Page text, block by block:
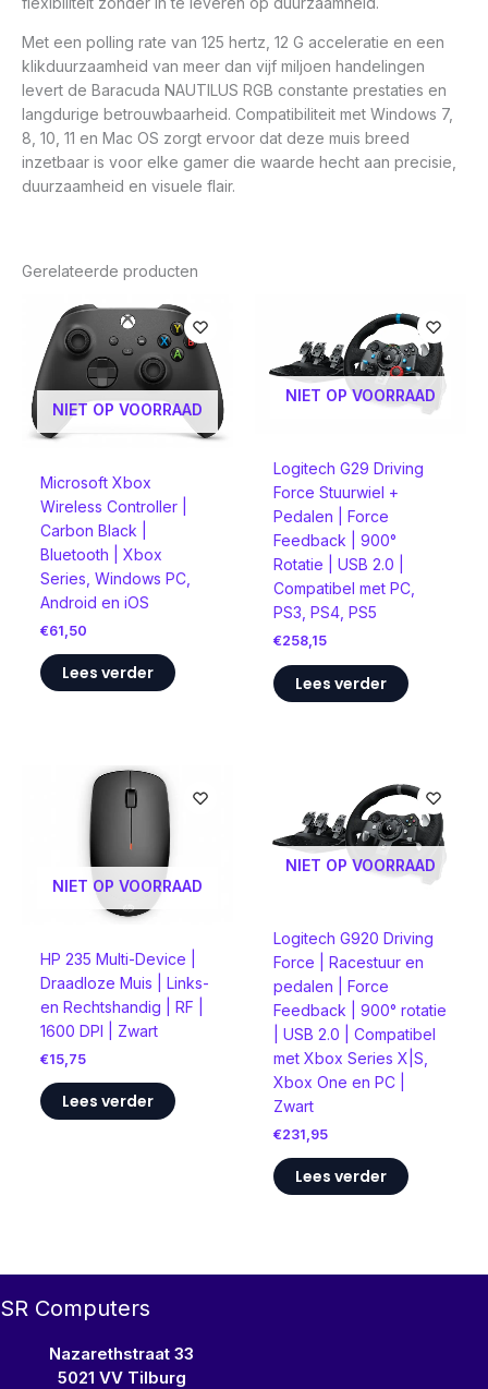
Met een polling rate van 125 hertz, 12 G acceleratie en een
klikduurzaamheid van meer dan vijf miljoen handelingen
levert de Baracuda NAUTILUS RGB constante prestaties en
langdurige betrouwbaarheid. Compatibiliteit met Windows 7,
8, 10, 11 en Mac OS zorgt ervoor dat deze muis breed
inzetbaar is voor elke gamer die waarde hecht aan precisie,
duurzaamheid en visuele flair.
Gerelateerde producten
NIET OP VOORRAAD
Microsoft Xbox
Wireless Controller |
Carbon Black |
Bluetooth | Xbox
Series, Windows PC,
Android en iOS
€61,50
Lees verder
NIET OP VOORRAAD
Logitech G29 Driving
Force Stuurwiel +
Pedalen | Force
Feedback | 900°
Rotatie | USB 2.0 |
Compatibel met PC,
PS3, PS4, PS5
€258,15
Lees verder
NIET OP VOORRAAD
HP 235 Multi-Device |
Draadloze Muis | Links-
en Rechtshandig | RF |
1600 DPI | Zwart
€15,75
Lees verder
NIET OP VOORRAAD
Logitech G920 Driving
Force | Racestuur en
pedalen | Force
Feedback | 900° rotatie
| USB 2.0 | Compatibel
met Xbox Series X|S,
Xbox One en PC |
Zwart
€231,95
Lees verder
SR Computers
Nazarethstraat 33
5021 VV Tilburg